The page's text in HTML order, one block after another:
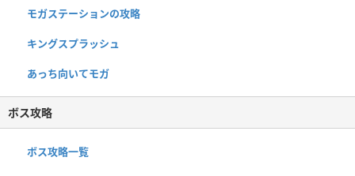
モガステーションの攻略
キングスプラッシュ
あっち向いてモガ
ボス攻略
ボス攻略一覧